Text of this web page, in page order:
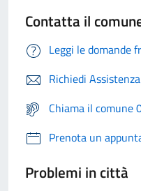
Contatta il
Leggi le domande
Richiedi Assistenza
Chiama il comune
Prenota un
Problemi in città